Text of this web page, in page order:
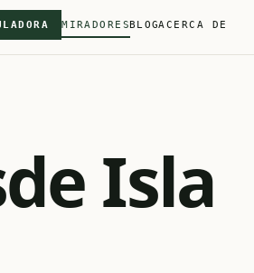
MIRADORESBLOGACERCA DE
Isla